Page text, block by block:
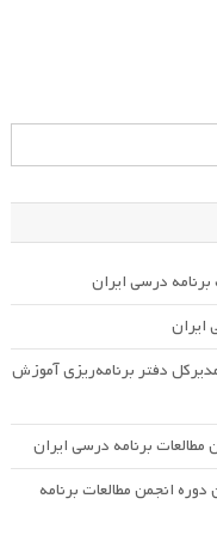
درسی ایران
ایران
دفتر برنامه‌ریزی آموزش
برنامه درسی ایران
انجمن مطالعات برنامه